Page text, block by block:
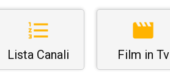
Lista Canali Film in Tv